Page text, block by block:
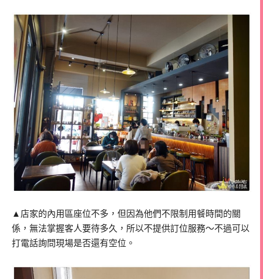
▲店家的內用區座位不多，但因為他們不限制用餐時間的關
係，無法掌握客人要待多久，所以不提供訂位服務～不過可以
打電話詢問現場是否還有空位。